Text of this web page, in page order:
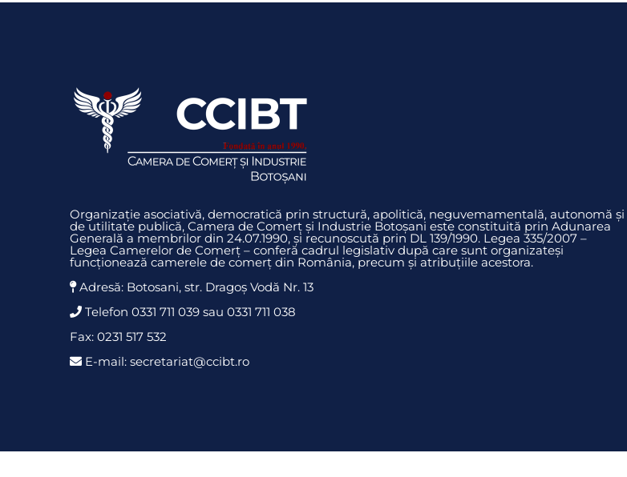
Organizație asociativă, democratică prin structură, apolitică, neguvemamentală, autonomă și
de utilitate publică, Camera de Comerț și Industrie Botoșani este constituită prin Adunarea
Generală a membrilor din 24.07.1990, și recunoscută prin DL 139/1990. Legea 335/2007 –
Legea Camerelor de Comerț – conferă cadrul legislativ după care sunt organizateși
funcționează camerele de comerț din România, precum și atribuțiile acestora.
Adresă: Botosani, str. Dragoş Vodă Nr. 13
Telefon 0331 711 039 sau 0331 711 038
Fax: 0231 517 532
E-mail: secretariat@ccibt.ro